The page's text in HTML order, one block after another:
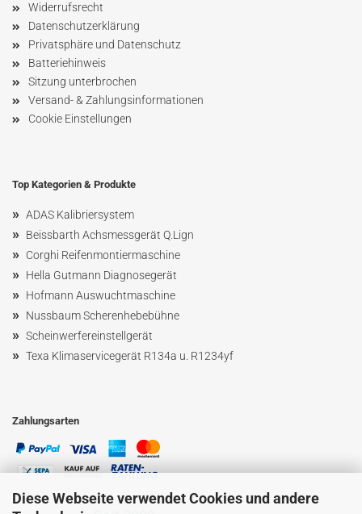
Diese Webseite verwendet Cookies und andere
Widerrufsrecht
Datenschutzerklärung
Privatsphäre und Datenschutz
Batteriehinweis
Sitzung unterbrochen
Versand- & Zahlungsinformationen
Cookie Einstellungen
Top Kategorien & Produkte
» ADAS Kalibriersystem
» Beissbarth Achsmessgerät Q.Lign
» Corghi Reifenmontiermaschine
» Hella Gutmann Diagnosegerät
» Hofmann Auswuchtmaschine
» NussbaumScherenhebebühne
» Scheinwerfereinstellgerät
» Texa Klimaservicegerät R134a u. R1234yf
Zahlungsarten